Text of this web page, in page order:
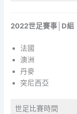
2022世足賽事│D組
法國
澳洲
丹麥
突尼西亞
世足比賽時間